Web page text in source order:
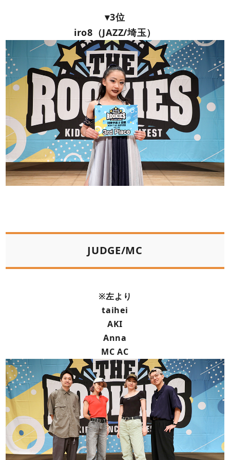
▾3位
iro8（JAZZ/埼玉）
JUDGE/MC
※左より
taihei
AKI
Anna
MC AC